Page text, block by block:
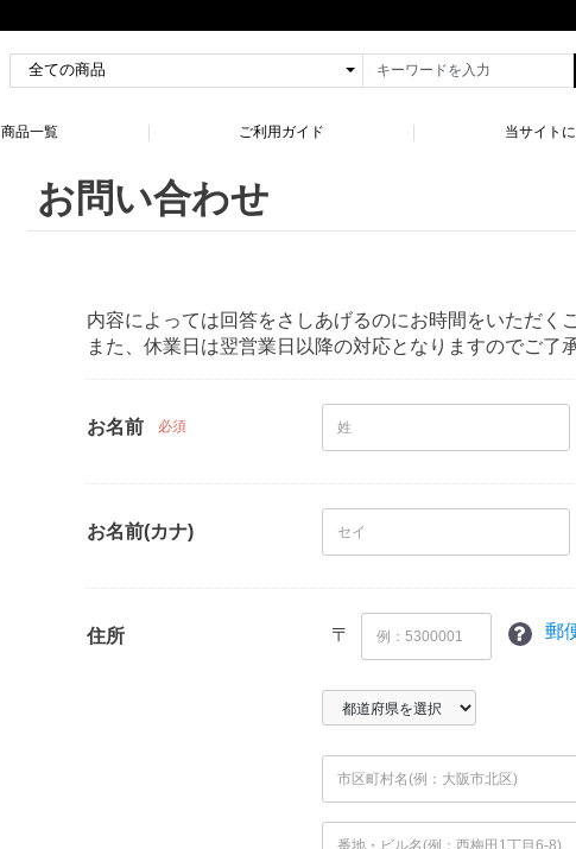
商品一覧 ご利用ガイド 当サイト
お問い合わせ
内容によっては回答をさしあげるのにお時間をいただく
また、休業日は翌営業日以降の対応となりますのでご了
お名前 必須
お名前(カナ)
住所 〒 郵